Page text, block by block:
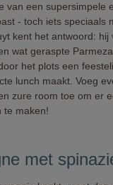
van een supersimpele
- toch iets speciaals
kent het antwoord: hij
wat geraspte
het plots een
lunch maakt. Voeg
zure room toe om er
te maken!
met